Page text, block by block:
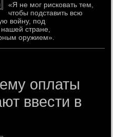
«Я не мог рисковать тем,
чтобы подставить всю
войну, под
стране,
оружием».
оплаты
ввести в